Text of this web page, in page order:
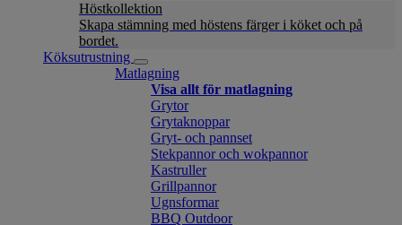
Höstkollektion
Skapa stämning med höstens färger i köket och på
bordet.
Köksutrustning
Matlagning
Visa allt för matlagning
Grytor
Grytaknoppar
Gryt- och pannset
Stekpannor och wokpannor
Kastruller
Grillpannor
Ugnsformar
BBQ Outdoor